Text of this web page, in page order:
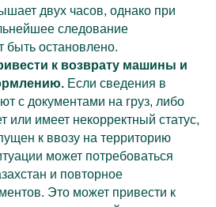
двух часов, однако при
следование
быть остановлено.
к возврату машины и
Если сведения в
с документами на груз, либо
или имеет некорректный статус,
к ввозу на территорию
может потребоваться
и повторное
Это может привести к